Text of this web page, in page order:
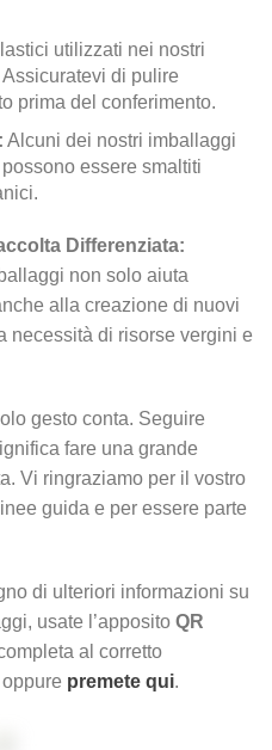
utilizzati nei nostri
di pulire
prima del conferimento.
Alcuni dei nostri imballaggi
essere smaltiti
Differenziata:
non solo aiuta
alla creazione di nuovi
necessità di risorse vergini e
gesto conta. Seguire
fare una grande
Vi ringraziamo per il vostro
guida e per essere parte
di ulteriori informazioni su
usate l’apposito QR
al corretto
premete qui.